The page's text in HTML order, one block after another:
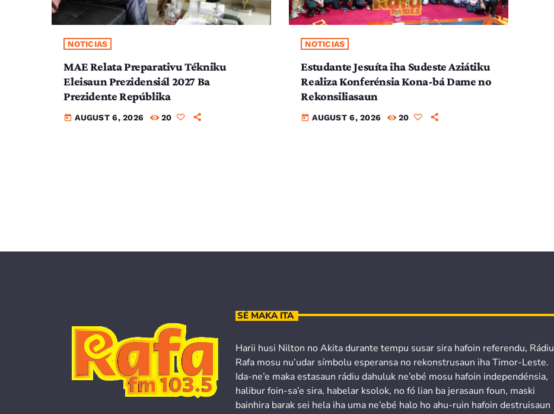
NOTICIAS
MAE Relata Preparativu Tékniku
Eleisaun Prezidensiál 2027 Ba
Prezidente Repúblika
today AUGUST 6, 2026 20
NOTICIAS
Estudante Jesuíta iha Sudeste Aziátiku
Realiza Konferénsia Kona-bá Dame no
Rekonsiliasaun
today AUGUST 6, 2026 20
SÉ MAKA ITA
Harii husi Nilton no Akita durante tempu susar sira hafoin referendu, Rádiu
Rafa mosu nu’udar símbolu esperansa no rekonstrusaun iha Timor-Leste.
Ida-ne’e maka estasaun rádiu dahuluk ne’ebé mosu hafoin independénsia,
halibur foin-sa’e sira, habelar ksolok, no fó lian ba jerasaun foun, maski
bainhira barak sei hela iha uma ne’ebé halo ho ahu-ruin hafoin destruisaun